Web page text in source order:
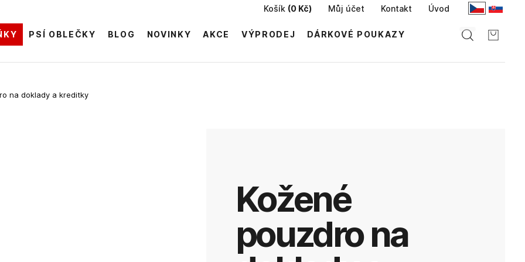
kožené
pouzdro na
Úvod
Kontakt
Můj účet
Košík (0 Kč)
na doklady a kreditky
PSÍ OBLEČKY BLOG NOVINKY AKCE VÝPRODEJ DÁRKOVÉ POUKAZY